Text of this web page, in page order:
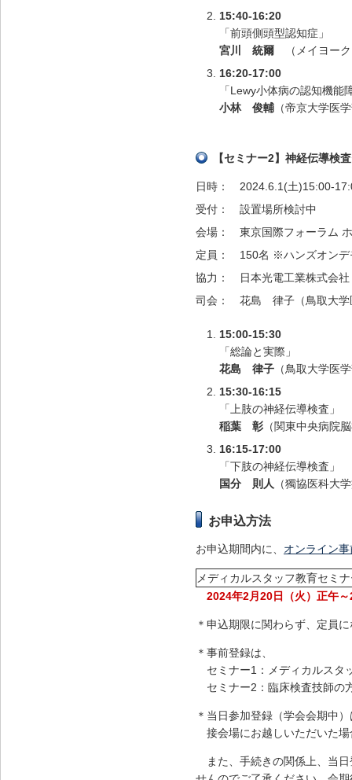
15:40-16:20
「前頭側頭型認知症」
宮川 統爾
（メイヨー
16:20-17:00
「Lewy小体病の認知機能
小林 俊輔 （帝京大学医
【セミナー2】神経伝導検
日時：
2024.6.1(土)15:00-
受付：
設置場所検討中
会場：
東京国際フォーラム
定員：
150名 ※ハンズオンデ
協力：
日本光電工業株式会社
司会：
花島 律子（鳥取大学
15:00-15:30
「総論と実際」
花島 律子 （鳥取大学医
15:30-16:15
「上肢の神経伝導検査」
稲葉 彰 （関東中央病院
16:15-17:00
「下肢の神経伝導検査」
国分 則人
（獨協医科大
お申込方法
お申込期間内に、 オンライン
メディカルスタッフ教育セミ
2024年2月20日（火）正午
＊申込期限に関わらず、定員
＊事前登録は、
セミナー1：メディカルスタ
セミナー2：臨床検査技
＊当日参加登録（学会会期中
接会場にお越しいただいた
また、手続きの関係上、当日